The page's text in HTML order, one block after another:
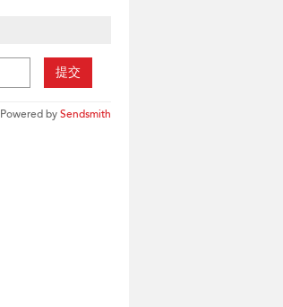
提交
Powered bySendsmith